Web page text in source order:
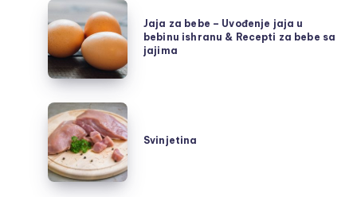
Jaja
za
bebe
–
Uvođenje
jaja
u
bebinu
ishranu
Jaja za bebe – Uvođenje jaja u
bebinu ishranu & Recepti za bebe sa
jajima
Svinjetina
Svinjetina